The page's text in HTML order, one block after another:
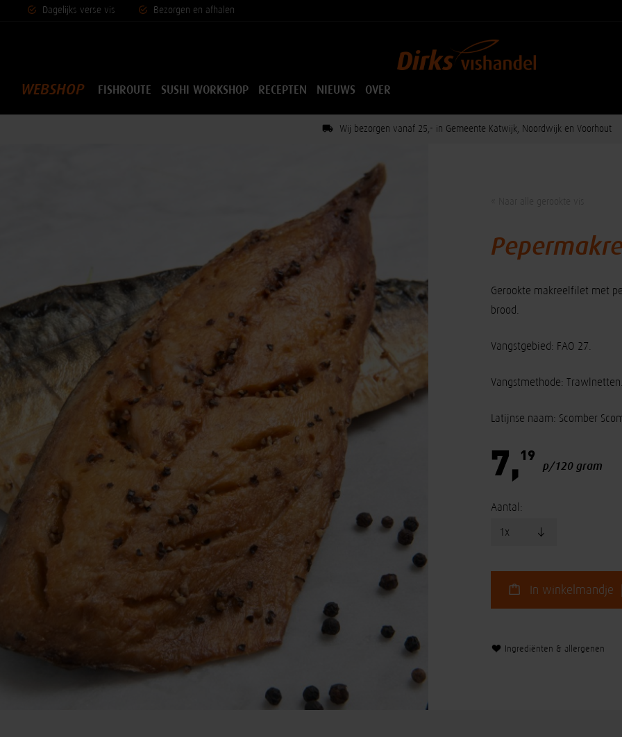
Dagelijks verse vis Bezorgen en afhalen
WEBSHOP FISHROUTE SUSHI WORKSHOP RECEPTEN NIEUWS OVER
Wij bezorgen vanaf 25,- in Gemeente Katwijk, Noordwijk en Voorhout
Gerookte makreelfilet met
brood.
Vangstgebied: FAO 27.
Vangstmethode: Trawlnetten.
Latijnse naam: Scomber
7, 19
p/120 gram
Aantal:
In winkelmandje
Ingrediënten & allergenen